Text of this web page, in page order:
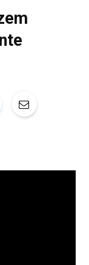
e
o